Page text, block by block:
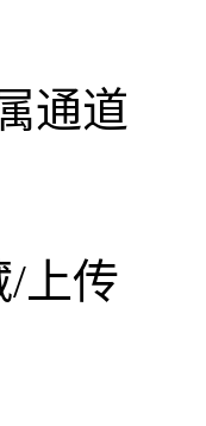
通道
/上传